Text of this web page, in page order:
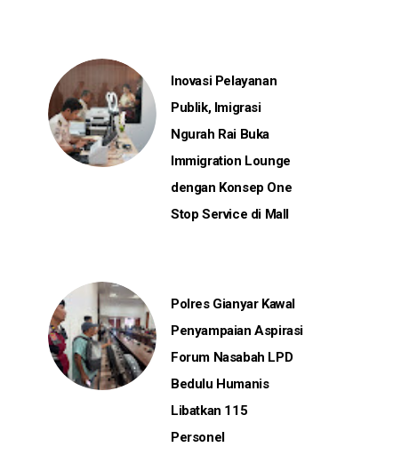
Inovasi Pelayanan
Publik, Imigrasi
Ngurah Rai Buka
Immigration Lounge
dengan Konsep One
Stop Service di Mall
Polres Gianyar Kawal
Penyampaian Aspirasi
Forum Nasabah LPD
Bedulu Humanis
Libatkan 115
Personel